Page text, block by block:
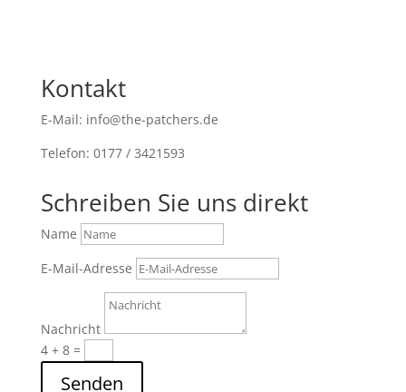
Kontakt
E-Mail: info@the-patchers.de
Telefon: 0177 / 3421593
Schreiben Sie uns direkt
Name
E-Mail-Adresse
Nachricht
4 + 8=
Senden